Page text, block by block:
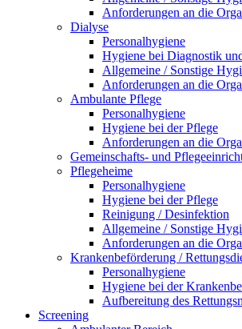
Anforderungen an die
Dialyse
Personalhygiene
Hygiene bei Diagnostik
Allgemeine / Sonstige
Anforderungen an die
Ambulante Pflege
Personalhygiene
Hygiene bei der Pflege
Anforderungen an die
Gemeinschafts- und
Pflegeheime
Personalhygiene
Hygiene bei der Pflege
Reinigung / Desinfektion
Allgemeine / Sonstige
Anforderungen an die
Krankenbeförderung /
Personalhygiene
Hygiene bei der
Aufbereitung des
Screening